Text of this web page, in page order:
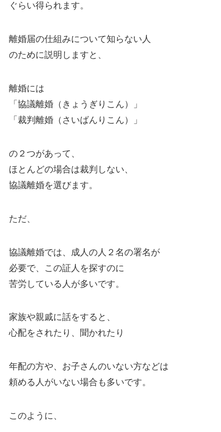
ぐらい得られます。
離婚届の仕組みについて知らない人
のために説明しますと、
離婚には
「協議離婚（きょうぎりこん）」
「裁判離婚（さいばんりこん）」
の２つがあって、
ほとんどの場合は裁判しない、
協議離婚を選びます。
ただ、
協議離婚では、成人の人２名の署名が
必要で、この証人を探すのに
苦労している人が多いです。
家族や親戚に話をすると、
心配をされたり、聞かれたり
年配の方や、お子さんのいない方などは
頼める人がいない場合も多いです。
このように、